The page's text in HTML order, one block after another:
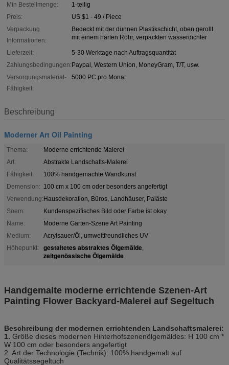
Min Bestellmenge:
1-teilig
Preis:
US $1 - 49 / Piece
Verpackung
Informationen:
Bedeckt mit der dünnen Plastikschicht, oben gerollt
mit einem harten Rohr, verpackten wasserdichter
Lieferzeit:
5-30 Werktage nach Auftragsquantität
Zahlungsbedingungen:Paypal, Western Union, MoneyGram, T/T, usw.
Versorgungsmaterial-
Fähigkeit:
5000 PC pro Monat
Beschreibung
Moderner Art Oil Painting
Thema:
Moderne errichtende Malerei
Art:
Abstrakte Landschafts-Malerei
Fähigkeit:
100% handgemachte Wandkunst
Demension: 100 cm x 100 cm oder besonders angefertigt
Verwendung:Hausdekoration, Büros, Landhäuser, Paläste
Soem:
Kundenspezifisches Bild oder Farbe ist okay
Name:
Moderne Garten-Szene Art Painting
Medium:
Acrylsauer/Öl, umweltfreundliches UV
Höhepunkt:
gestaltetes abstraktes Ölgemälde,
zeitgenössische Ölgemälde
Handgemalte moderne errichtende Szenen-Art
Painting Flower Backyard-Malerei auf Segeltuch
Beschreibung der modernen errichtenden Landschaftsmalerei:
1. Größe dieses modernen Hinterhofszenenölgemäldes: H 100 cm *
W 100 cm oder besonders angefertigt
2. Art der Technologie (Technik): 100% handgemalt auf
Qualitätssegeltuch